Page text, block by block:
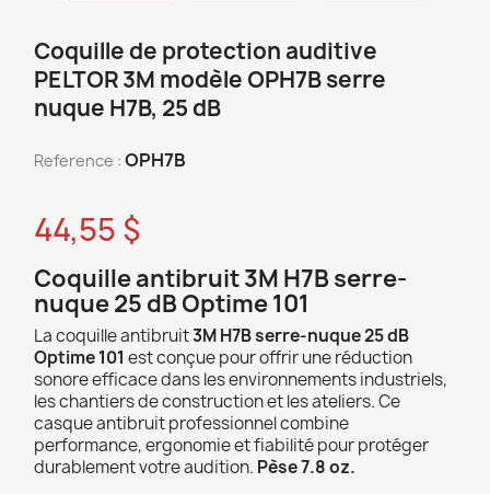
Coquille de protection auditive
PELTOR 3M modèle OPH7B serre
nuque H7B, 25 dB
Reference : OPH7B
44,55 $
Coquille antibruit 3M H7B serre-
nuque 25 dB Optime 101
La coquille antibruit3M H7B serre-nuque 25 dB
Optime 101 est conçue pour offrir une réduction
sonore efficace dans les environnements industriels,
les chantiers de construction et les ateliers. Ce
casque antibruit professionnel combine
performance, ergonomie et fiabilité pour protéger
durablement votre audition. Pèse 7.8 oz.